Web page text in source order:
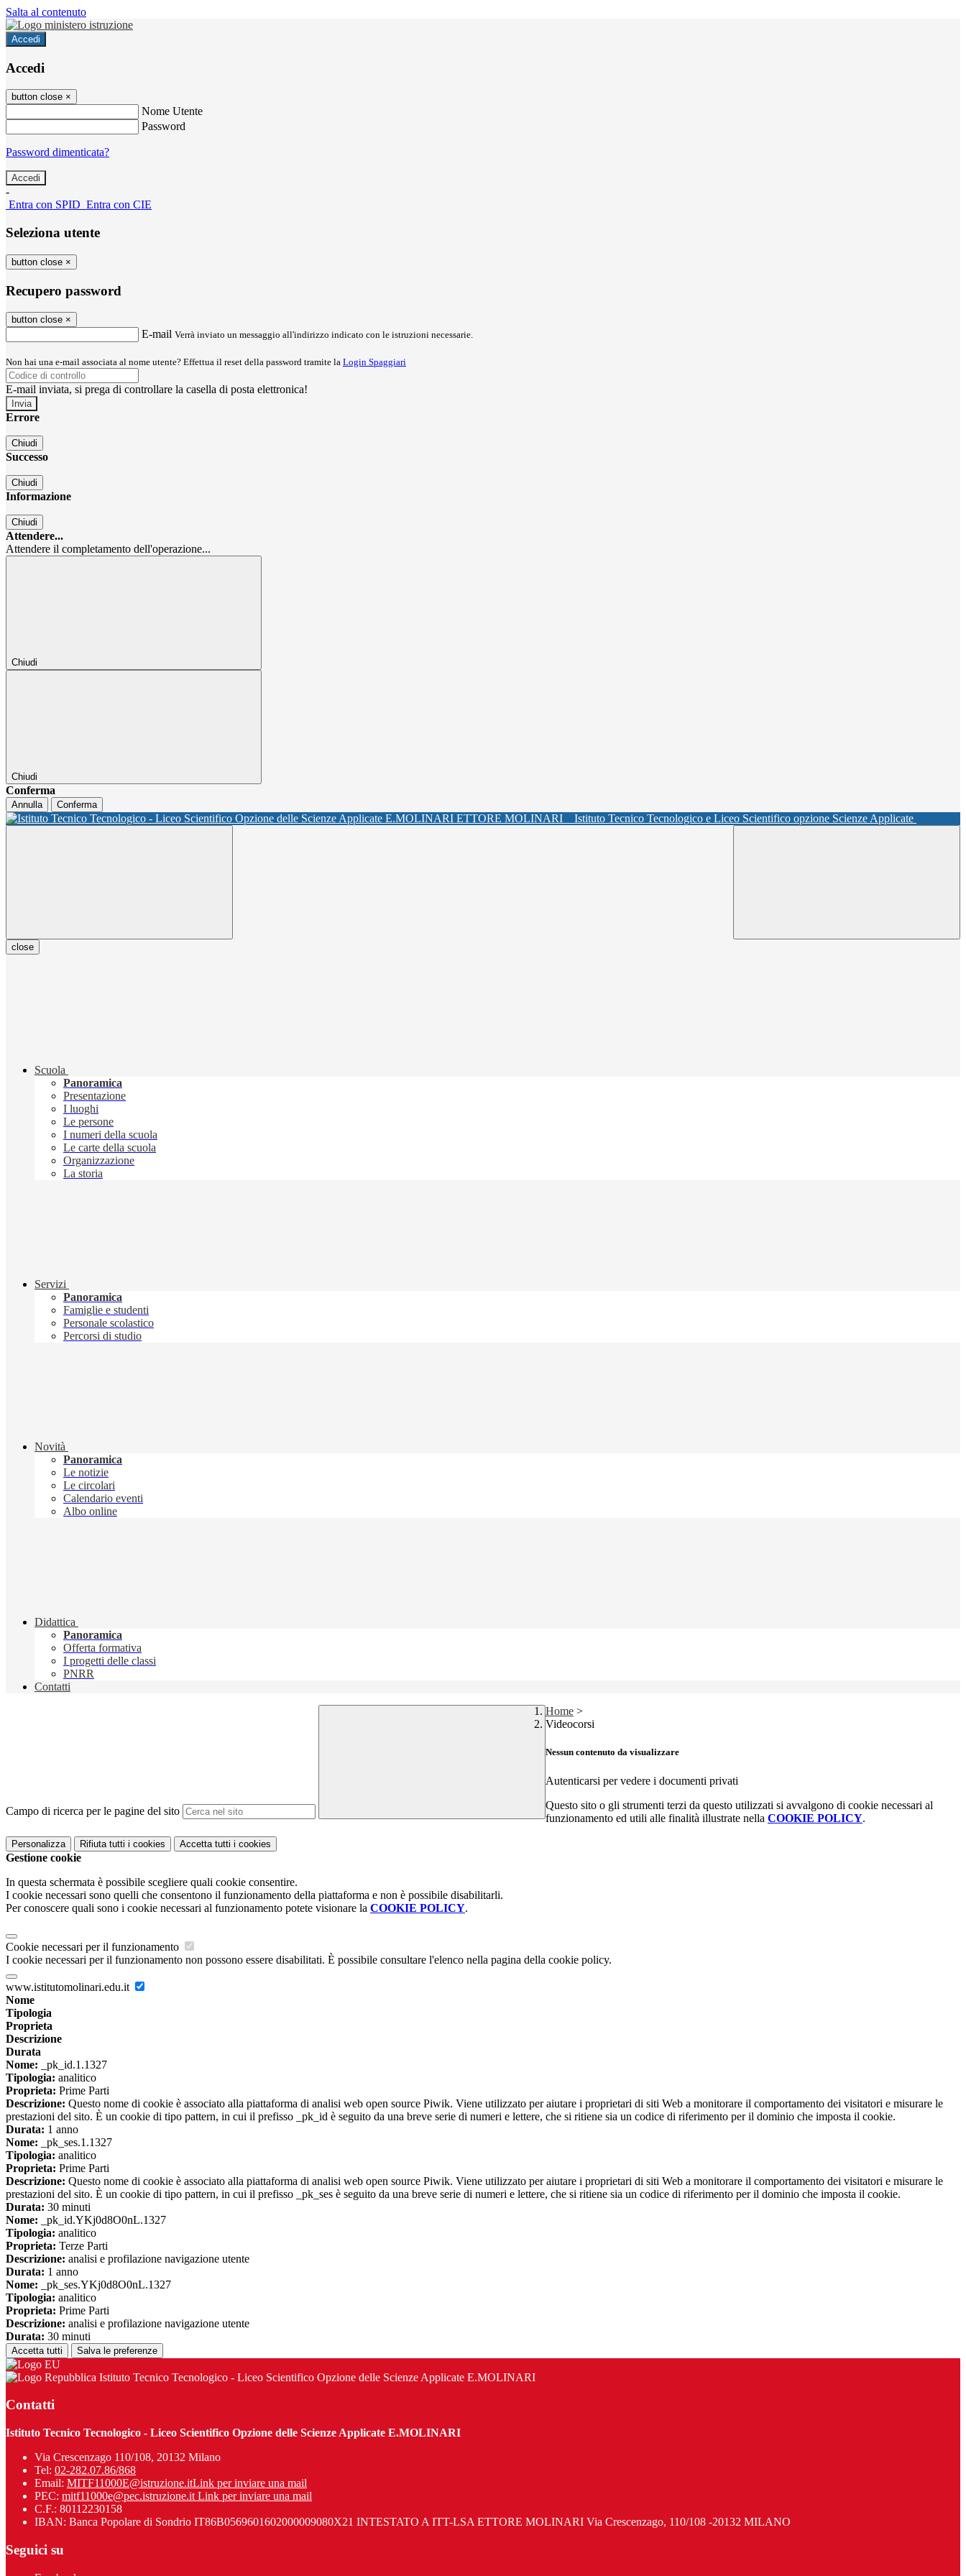
Salta al contenuto
Accedi
Accedi
button close ×
Nome Utente
Password
Password dimenticata?
-
Entra con SPID Entra con CIE
Seleziona utente
button close ×
Recupero password
button close ×
E-mail Verrà inviato un messaggio all'indirizzo indicato con le istruzioni necessarie.
Non hai una e-mail associata al nome utente? Effettua il reset della password tramite la Login Spaggiari
E-mail inviata, si prega di controllare la casella di posta elettronica!
Errore
Chiudi
Successo
Chiudi
Informazione
Chiudi
Attendere...
Attendere il completamento dell'operazione...
Chiudi
Chiudi
Conferma
Annulla Conferma
ETTORE MOLINARI Istituto Tecnico Tecnologico e Liceo Scientifico opzione Scienze Applicate
close
Scuola
Panoramica
Presentazione
I luoghi
Le persone
I numeri della scuola
Le carte della scuola
Organizzazione
La storia
Servizi
Panoramica
Famiglie e studenti
Personale scolastico
Percorsi di studio
Novità
Panoramica
Le notizie
Le circolari
Calendario eventi
Albo online
Didattica
Panoramica
Offerta formativa
I progetti delle classi
PNRR
Contatti
Campo di ricerca per le pagine del sito
Home >
Videocorsi
Nessun contenuto da visualizzare
Autenticarsi per vedere i documenti privati
Questo sito o gli strumenti terzi da questo utilizzati si avvalgono di cookie necessari al
funzionamento ed utili alle finalità illustrate nella COOKIE POLICY.
Personalizza Rifiuta tutti i cookies Accetta tutti i cookies
Gestione cookie
In questa schermata è possibile scegliere quali cookie consentire.
I cookie necessari sono quelli che consentono il funzionamento della piattaforma e non è possibile disabilitarli.
Per conoscere quali sono i cookie necessari al funzionamento potete visionare la COOKIE POLICY.
Cookie necessari per il funzionamento
I cookie necessari per il funzionamento non possono essere disabilitati. È possibile consultare l'elenco nella pagina della cookie policy.
www.istitutomolinari.edu.it
Nome
Tipologia
Proprieta
Descrizione
Durata
Nome: _pk_id.1.1327
Tipologia: analitico
Proprieta: Prime Parti
Descrizione: Questo nome di cookie è associato alla piattaforma di analisi web open source Piwik. Viene utilizzato per aiutare i proprietari di siti Web a monitorare il comportamento dei visitatori e misurare le
prestazioni del sito. È un cookie di tipo pattern, in cui il prefisso _pk_id è seguito da una breve serie di numeri e lettere, che si ritiene sia un codice di riferimento per il dominio che imposta il cookie.
Durata: 1 anno
Nome: _pk_ses.1.1327
Tipologia: analitico
Proprieta: Prime Parti
Descrizione: Questo nome di cookie è associato alla piattaforma di analisi web open source Piwik. Viene utilizzato per aiutare i proprietari di siti Web a monitorare il comportamento dei visitatori e misurare le
prestazioni del sito. È un cookie di tipo pattern, in cui il prefisso _pk_ses è seguito da una breve serie di numeri e lettere, che si ritiene sia un codice di riferimento per il dominio che imposta il cookie.
Durata: 30 minuti
Nome: _pk_id.YKj0d8O0nL.1327
Tipologia: analitico
Proprieta: Terze Parti
Descrizione: analisi e profilazione navigazione utente
Durata: 1 anno
Nome: _pk_ses.YKj0d8O0nL.1327
Tipologia: analitico
Proprieta: Prime Parti
Descrizione: analisi e profilazione navigazione utente
Durata: 30 minuti
Accetta tutti Salva le preferenze
Istituto Tecnico Tecnologico - Liceo Scientifico Opzione delle Scienze Applicate E.MOLINARI
Contatti
Istituto Tecnico Tecnologico - Liceo Scientifico Opzione delle Scienze Applicate E.MOLINARI
Via Crescenzago 110/108, 20132 Milano
Tel: 02-282.07.86/868
Email: MITF11000E@istruzione.itLink per inviare una mail
PEC: mitf11000e@pec.istruzione.it Link per inviare una mail
C.F.: 80112230158
IBAN: Banca Popolare di Sondrio IT86B0569601602000009080X21 INTESTATO A ITT-LSA ETTORE MOLINARI Via Crescenzago, 110/108 -20132 MILANO
Seguici su